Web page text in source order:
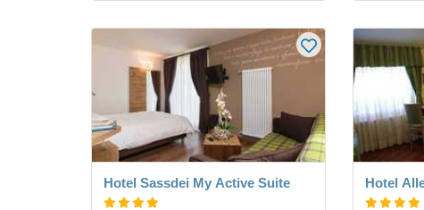
Hotel Sassdei My Active Suite Hotel